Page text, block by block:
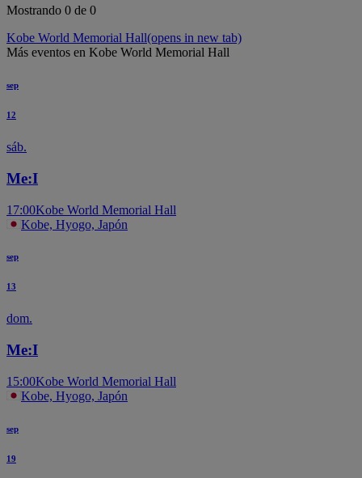
Mostrando 0 de 0
Kobe World Memorial Hall(opens in new tab)
Más eventos en Kobe World Memorial Hall
sep
12
sáb.
Me:I
17:00Kobe World Memorial Hall
Kobe, Hyogo, Japón
sep
13
dom.
Me:I
15:00Kobe World Memorial Hall
Kobe, Hyogo, Japón
sep
19